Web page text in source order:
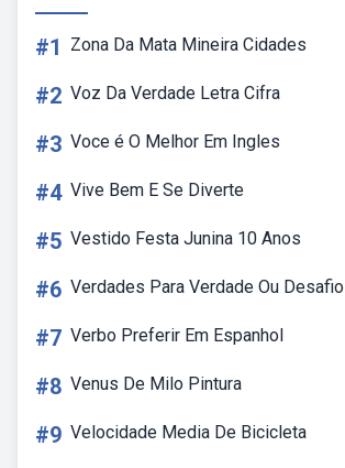
#1 Zona Da Mata Mineira Cidades
#2 Voz Da Verdade Letra Cifra
#3 Voce é O Melhor Em Ingles
#4 Vive Bem E Se Diverte
#5 Vestido Festa Junina 10 Anos
#6 Verdades Para Verdade Ou Desafio
#7 Verbo Preferir Em Espanhol
#8 Venus De Milo Pintura
#9 Velocidade Media De Bicicleta